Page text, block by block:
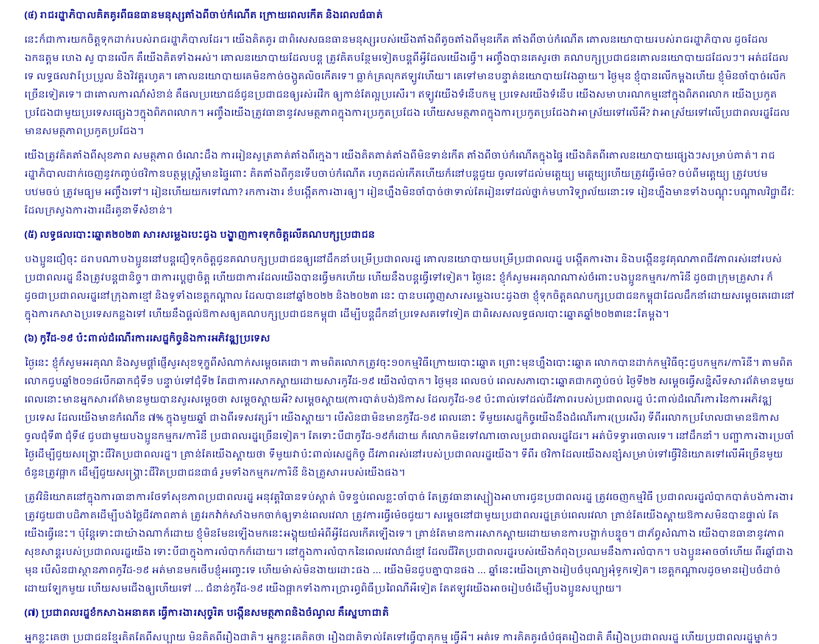
(៤) រាជរដ្ឋាភិបាលគិតគូរពីធនធានមនុស្សតាំងពីចាប់កំណើត ក្រោយពេលកើត និងពេលធំធាត់
នេះក៏ជាការយកចិត្តទុកដាក់របស់រាជរដ្ឋាភិបាលដែរ។ យើងគិតគូរ ជាពិសេសធនធានមនុស្សរបស់យើងតាំងពីតូចតាំងពីមុនកើត តាំងពីចាប់កំណើត គោលនយោបាយរបស់រាជរដ្ឋាភិបាល ដូចដែល
ឯកឧត្ដម ហេង សួ បានលើក គឺយើងគិតទាំងអស់។ គោលនយោបាយដែលបន្ត ត្រូវគិតបន្ថែមទៀតបន្តពីអ្វីដែលយើងធ្វើ។ អញ្ចឹងបានគេសួរថា គណបក្សប្រជាជនគោលនយោបាយដដែលៗ។ អត់ដដែល
ទេ លទ្ធផលវាប្រែប្រួល និងវិវត្ត​រហូត។ គោលនយោបាយគេមិនកាច់ចង្កូតលិចកើតទេ។ ធ្លាក់គ្រលុកឥឡូវហើយ។ គេទៅមានបន្ទាត់នយោបាយវែងឆ្ងាយ។ ថ្ងៃមុន ខ្ញុំបានលើកម្ដងហើយ ខ្ញុំមិនចាំបាច់លើក
ច្រើនទៀតទេ។ ជាគោលការណ៍សំខាន់ គឺផលប្រយោជន៍ជូនប្រជាជនឲ្យរស់រវើក ឲ្យកាន់តែល្អប្រសើរ។ ឥឡូវយើងទំនើបកម្ម ប្រទេសយើងទំនើប យើងសមាហរណកម្មនៅក្នុងពិភពលោក យើងប្រកួត
ប្រជែងជាមួយប្រទេសផ្សេងៗក្នុងពិភពលោក។ អញ្ចឹងយើងត្រូវធានានូវសមត្ថភាពក្នុងការប្រកួតប្រជែង ហើយសមត្ថភាពក្នុងការប្រកួតប្រជែងវាអាស្រ័យទៅលើអី? វាអាស្រ័យទៅលើប្រជាពលរដ្ឋដែល
មានសមត្ថភាពប្រកួតប្រជែង។
យើងត្រូវគិតតាំងពីសុខភាព សមត្ថភាព ចំណេះដឹង ការរៀនសូត្រគាត់តាំងពីក្មេង។ យើងគិតគាត់តាំងពីមិនទាន់កើត តាំងពីចាប់កំណើតក្នុងផ្ទៃ យើងគិតពីគោលនយោបាយផ្សេងៗសម្រាប់គាត់។ រាជ
រដ្ឋាភិបាលដាក់ចេញនូវកញ្ចប់ថវិកាឧបត្ថម្ភស្រ្ដីមានផ្ទៃពោះ គិតតាំងពីកូនទើបចាប់កំណើត រហូតដល់កើតហើយក៏នៅបន្តជួយ ចូលទៅដល់មតេ្តយ្យ មតេ្តយ្យហើយត្រូវធ្វើម៉េច? ចប់ពីមត្តេយ្យ ត្រូវបឋម
បឋមចប់ ត្រូវមធ្យម អញ្ចឹងទៅ។ រៀនហើយយកទៅណា? រកការងារ ខំបង្កើតការងារឲ្យ។ រៀនហ្នឹងមិនចាំបាច់ថាទាល់តែរៀនទៅដល់ថ្នាក់មហាវិទ្យាល័យនោះទេ រៀនហ្នឹងមានទាំងបណ្ដុះបណ្ដាលវិជ្ជាជីវៈ
ដែលក្រសួងការងារដើរតួនាទីសំខាន់។
(៥) លទ្ធផលបោះឆ្នោត២០២៣ សារសម្លេងបេះដូង បង្ហាញការទុកចិត្តលើគណបក្សប្រជាជន
បងប្អូនជឿចុះ ដរាបណាបងប្អូននៅបន្តជឿទុកចិត្តជូនគណបក្សប្រជាជនឲ្យនៅដឹកនាំបម្រើ​ប្រជាពលរដ្ឋ គោលនយោបាយបម្រើប្រជាពលរដ្ឋ បង្កើតការងារ និងបង្កើននូវគុណភាពជីវភាពរស់នៅរបស់
ប្រជាពលរដ្ឋ នឹងត្រូវបន្តជានិច្ច។ ជាការប្ដេជ្ញាចិត្ត ហើយជាការដែលយើងបានធ្វើមកហើយ ហើយនឹងបន្តធ្វើទៅទៀត។ ថ្ងៃនេះ ខ្ញុំក៏សូមអរគុណណាស់ចំពោះបងប្អូនកម្មករ/ការិនី ដូចជាក្រុមគ្រួសារ ក៏
ដូចជាប្រជាពលរដ្ឋនៅក្រុងតាខ្មៅ និងទូទាំងខេត្តកណ្ដាល ដែលបាននៅឆ្នាំ២០២២ និង២០២៣ នេះ បានបញ្ចេញសារសម្លេងបេះដូងថា ខ្ញុំទុកចិត្តគណបក្សប្រជាជនកម្ពុជាដែលដឹកនាំដោយសម្ដេចតេជោនៅ
ក្នុងការកសាងប្រទេសកន្លងទៅ ហើយនឹងផ្ដល់ឱកាសឲ្យគណបក្សប្រជាជនកម្ពុជា ដើម្បីបន្តដឹកនាំប្រទេសតទៅទៀត ជាពិសេសលទ្ធផលបោះឆ្នោតឆ្នាំ២០២៣នេះតែម្ដង។
(៦) កូវីដ-១៩ ប៉ះពាល់ដំណើរការសេដ្ឋកិច្ចនិងការអភិវឌ្ឍប្រទេស
ថ្ងៃនេះ ខ្ញុំក៏សូមអរគុណ និងសូមផ្ដាំផ្ញើសួរសុខទុក្ខពីសំណាក់សម្ដេចតេជោ។ តាមពិតលោកត្រូវចុះ១០កម្មវិធីក្រោយបោះឆ្នោត ព្រោះមុនហ្នឹងបោះឆ្នោត លោកបានដាក់កម្មវិធីចុះជួបកម្មករ/ការិនី។ តាមពិត
លោកជួបឆ្នាំ២០១៨បើកឆាកជុំទី១ បន្ទាប់ទៅជុំទី២ តែជាការសោកស្ដាយដោយសារកូវីដ-១៩ យើងលំបាក។ ថ្ងៃមុន ពេលចប់ ពេលសភាបោះឆ្នោតជាកញ្ចប់ចប់ ថ្ងៃទី២២ សម្ដេចធ្វើសន្និសីទសារព័ត៌មានមួយ
ពេលនោះមានអ្នកសារព័ត៌មានមួយបានសួរសម្ដេចថា សម្ដេចស្ដាយអី? សម្ដេចស្ដាយ(ការបាត់បង់)ឱកាស ដែលកូវីដ-១៩ ប៉ះពាល់ទៅដល់ជីវភាពរបស់ប្រជាពលរដ្ឋ ប៉ះពាល់ដំណើរការនៃការអភិវឌ្ឍ
ប្រទេស ដែលយើងមានកំណើន ៧% ក្នុងមួយឆ្នាំ ជាងពីរទសវត្សរ៍។ យើងស្ដាយ។ បើសិនជាមិនមានកូវីដ-១៩ ពេលនោះ ទីមួយសេដ្ឋកិច្ចយើងនឹងដំណើរការ(ប្រសើរ) ទីពីរលោកប្រហែលជាមានឱកាស
ចូលជុំទី៣ ជុំទី៤ ជួបជាមួយបងប្អូនកម្មករ/ការិនី ប្រជាពលរដ្ឋច្រើនទៀត។ តែទោះបីជាកូវីដ-១៩ក៏ដោយ ក៏លោកមិនទៅណាចោលប្រជាពលរដ្ឋដែរ។ អត់បិទទ្វារចោលទេ។ នៅដឹកនាំ។ បញ្ជាការងារប្រចាំ
ថ្ងៃដើម្បីជួយសង្រ្គោះជីវិតប្រជាពលរដ្ឋ។ គ្រាន់តែយើងស្ដាយថា ទីមួយវាប៉ះពាល់សេដ្ឋកិច្ច ជីវភាពរស់នៅរបស់ប្រជាពលរដ្ឋយើង។ ទីពីរ ថវិកាដែលយើងសន្សំសម្រាប់ទៅធ្វើវិនិយោគទៅលើអីច្រើនមួយ
ចំនួនត្រូវផ្អាក ដើម្បីជួយសង្រ្គោះជីវិតប្រជាជនជាធំ រួមទាំងកម្មករ/ការិនី និងគ្រួសាររបស់យើងផង។
ត្រូវវិនិយោគនៅក្នុងការធានាការថែទាំសុខភាពប្រជាពលរដ្ឋ អនុវត្តវិធានទប់ស្កាត់ បិទខ្ទប់ពេលខ្លះចាំបាច់ តែត្រូវធានាស្បៀងអាហារជូនប្រជាពលរដ្ឋ ត្រូវចេញកម្មវិធី ប្រជាពលរដ្ឋលំបាកបាត់បង់ការងារ
ត្រូវជួយជាបដិភាគដើម្បីបង់ថ្លៃជីវភាពគាត់ ត្រូវរកវ៉ាក់សាំងមកចាក់ឲ្យទាន់ពេលវេលា ត្រូវការធ្វើម៉េចជួយ។ សម្ដេចនៅជាមួយប្រជាពលរដ្ឋគ្រប់ពេលវេលា គ្រាន់តែយើងស្ដាយឱកាសមិនបានផ្ទាល់ តែ
យើងធ្វើនេះ។ ប៉ុន្តែទោះជាយ៉ាងណាក៏ដោយ ខ្ញុំមិនមែនឡើងមកនេះអង្គុយយំអំពីអ្វីដែលកើតឡើងទេ។ គ្រាន់តែមានការសោកស្ដាយដោយមានការបង្អាក់បន្ទុច។ ជាភ័ព្វសំណាង យើងបានធានានូវភាព
សុខសាន្តរបស់ប្រជាពលរដ្ឋយើង ទោះបីជាក្នុងការលំបាកក៏ដោយ។ នៅក្នុងការលំបាកនៃពេលវេលាដ៏ខ្មៅ ដែលជីវិតប្រជាពលរដ្ឋរបស់យើងកំ​ពុងប្រឈមនឹងការលំបាក។ បងប្អូនអាចចាំហើយ ពីរឆ្នាំជាង
មុន បើសិនជាស្ថានភាពកូវីដ-១៩ អត់មានមកថើបខ្ញុំអញ្ចេះទេ ហើយម៉ាស់មិនងាយដោះផង … យើងមិនជួបគ្នាបានផង … ឆ្នាំនេះយើងគ្រោងរៀបចំបុណ្យអុំទូកទៀត។ ខេត្តកណ្ដាលដូចមានរៀប​ចំដាច់
ដោយឡែកមួយ ហើយសមជើងឲ្យហើយទៅ … ជំនាន់កូវីដ-១៩ យើងផ្អាកទាំងការប្រារព្ធពិធីប្រពៃណីអីទៀត តែឥឡូវយើងអាចរៀបចំដើម្បីបងប្អូនសប្បាយ។
(៧) ប្រជាពលរដ្ឋខំកសាងអនាគត ធ្វើការងារសុច្ចរិត បង្កើនសមត្ថភាពនិងចំណូល គឺស្នេហាជាតិ
អ្នកខ្លះគេថា ប្រជាជន​ខ្មែរគិតតែពីសប្បាយ មិនគិតពីរឿងជាតិ។ អ្នកខ្លះគេគិតថា រឿងជាតិទាល់តែទៅធ្វើបាតុ​កម្ម ធ្វើអី។ អត់ទេ ការគិតគូរធំបំផុតរឿងជាតិ គឺរឿងប្រជាពលរដ្ឋ ហើយប្រជាពលរដ្ឋម្នាក់ៗ